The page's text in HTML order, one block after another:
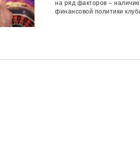
на ряд факторов –
финансовой политики